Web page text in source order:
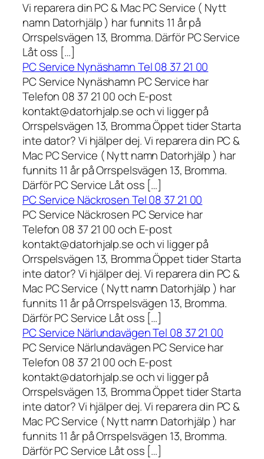
Vi reparera din PC & Mac PC Service ( Nytt
namn Datorhjälp ) har funnits 11 år på
Orrspelsvägen 13, Bromma. Därför PC Service
Låt oss […]
PC Service Nynäshamn Tel 08 37 21 00
PC Service Nynäshamn PC Service har
Telefon 08 37 21 00 och E-post
kontakt@datorhjalp.se och vi ligger på
Orrspelsvägen 13, Bromma Öppet tider Starta
inte dator? Vi hjälper dej. Vi reparera din PC &
Mac PC Service ( Nytt namn Datorhjälp ) har
funnits 11 år på Orrspelsvägen 13, Bromma.
Därför PC Service Låt oss […]
PC Service Näckrosen Tel 08 37 21 00
PC Service Näckrosen PC Service har
Telefon 08 37 21 00 och E-post
kontakt@datorhjalp.se och vi ligger på
Orrspelsvägen 13, Bromma Öppet tider Starta
inte dator? Vi hjälper dej. Vi reparera din PC &
Mac PC Service ( Nytt namn Datorhjälp ) har
funnits 11 år på Orrspelsvägen 13, Bromma.
Därför PC Service Låt oss […]
PC Service Närlundavägen Tel 08 37 21 00
PC Service Närlundavägen PC Service har
Telefon 08 37 21 00 och E-post
kontakt@datorhjalp.se och vi ligger på
Orrspelsvägen 13, Bromma Öppet tider Starta
inte dator? Vi hjälper dej. Vi reparera din PC &
Mac PC Service ( Nytt namn Datorhjälp ) har
funnits 11 år på Orrspelsvägen 13, Bromma.
Därför PC Service Låt oss […]